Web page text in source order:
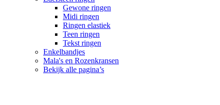
Gewone ringen
Midi ringen
Ringen elastiek
Teen ringen
Tekst ringen
Enkelbandjes
Mala's en Rozenkransen
Bekijk alle pagina’s